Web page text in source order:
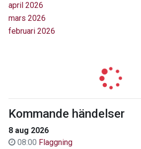
april 2026
mars 2026
februari 2026
Kommande händelser
8 aug 2026
08:00 Flaggning